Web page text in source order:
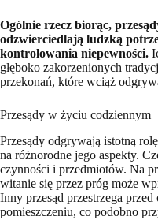
Ogólnie rzecz biorąc,
odzwierciedlają ludzką
kontrolowania niepewności.
głęboko zakorzenionych
przekonań, które wciąż
Przesądy w życiu codziennym
Przesądy odgrywają istotną
na różnorodne jego aspekty.
czynności i przedmiotów. Na
witanie się przez próg może
Inny przesąd przestrzega
pomieszczeniu, co podobno